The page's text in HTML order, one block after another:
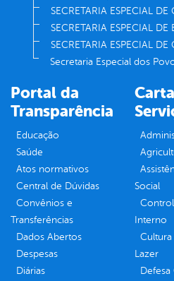
SECRETARIA ESPECIAL
SECRETARIA ESPECIAL DE
SECRETARIA ESPECIAL DE
Secretaria Especial dos
Portal da
Transparência
Educação
Saúde
Atos normativos
Central de Dúvidas
Convênios e
Transferências
Dados Abertos
Despesas
Diárias
Social
Interno
Cultura
Lazer
Defesa